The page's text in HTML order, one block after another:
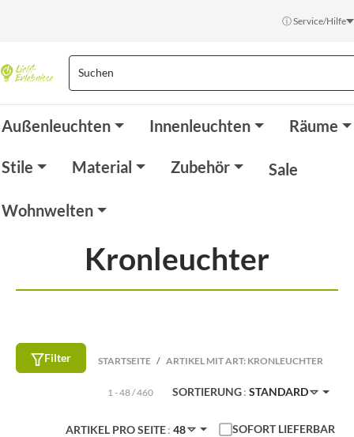
ⓘ Service/Hilfe
Außenleuchten Innenleuchten Räume
Stile Material Zubehör Sale
Wohnwelten
Kronleuchter
Filter STARTSEITE ARTIKEL MIT ART: KRONLEUCHTER
1 - 48 / 460 SORTIERUNG STANDARD
ARTIKEL PRO SEITE 48 SOFORT LIEFERBAR